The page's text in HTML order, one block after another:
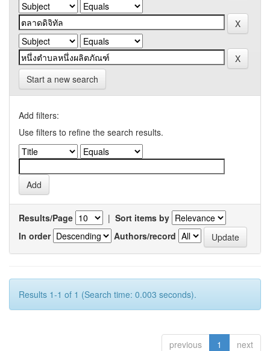
Start a new search
Add filters:
Use filters to refine the search results.
Results/Page | Sort items by
In order
Authors/record
Results 1-1 of 1 (Search time: 0.003 seconds).
previous 1 next